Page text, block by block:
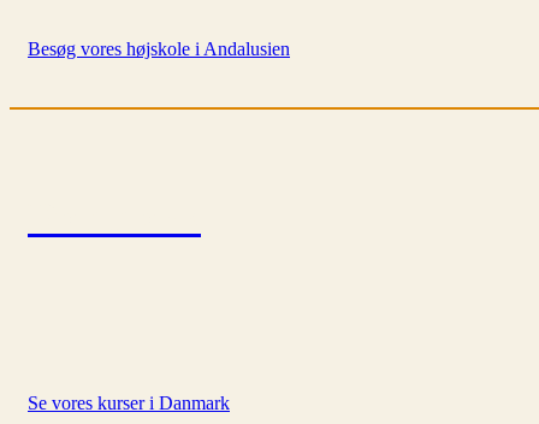
Besøg vores højskole i Andalusien
Se vores kurser i Danmark